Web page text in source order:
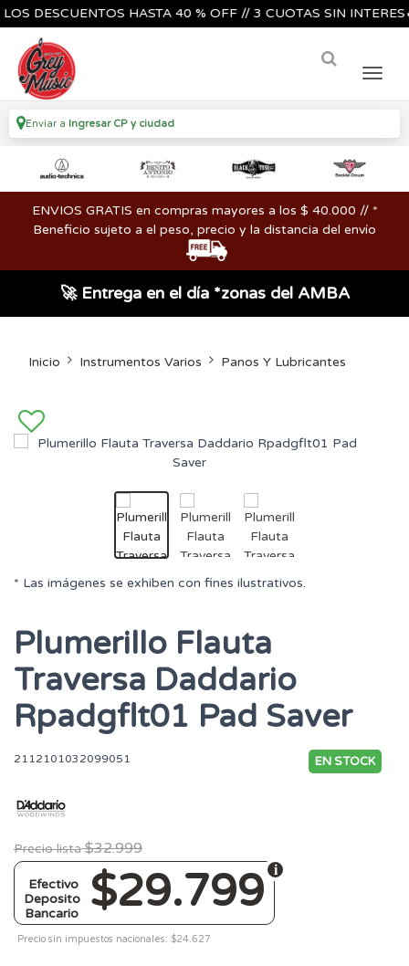
HASTA 40 % OFF // 3 CUOTAS SIN
Enviar a Ingresar CP y ciudad
ENVIOS GRATIS en compras mayores a los $ 40.000 // *
Beneficio sujeto a el peso, precio y la distancia del envío
🚀 Entrega en el día *zonas del AMBA
Inicio Instrumentos Varios Panos Y Lubricantes
* Las imágenes se exhiben con fines ilustrativos.
Plumerillo Flauta
Traversa Daddario
Rpadgflt01 Pad Saver
2112101032099051 EN STOCK
Precio lista $32.999
$29.799
Efectivo
Deposito
Bancario
Precio sin impuestos nacionales: $24.627